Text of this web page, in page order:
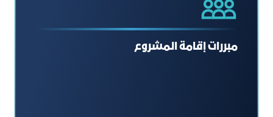
مبررات إقامة المشروع